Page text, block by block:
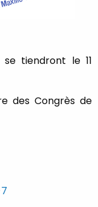
se tiendront le 11
des Congrès de